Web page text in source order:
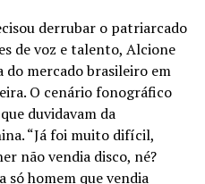
derrubar o patriarcado
de voz e talento, Alcione
do mercado brasileiro em
O cenário fonográfico
duvidavam da
“Já foi muito difícil,
não vendia disco, né?
só homem que vendia